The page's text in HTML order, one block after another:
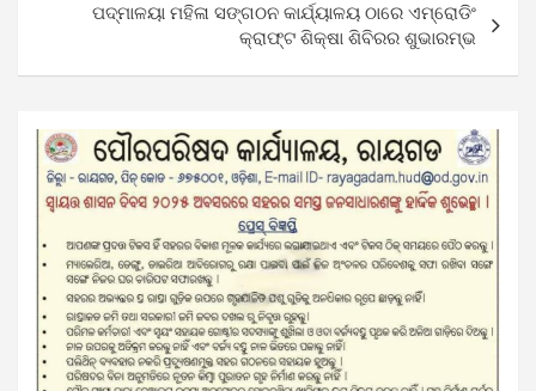
ପଦ୍ମାଳୟା ମହିଳା ସଙ୍ଗଠନ କାର୍ଯ୍ୟାଳୟ ଠାରେ ଏମ୍ରୋଡିଂ
କ୍ରାଫ୍ଟ ଶିକ୍ଷା ଶିବିରର ଶୁଭାରମ୍ଭ